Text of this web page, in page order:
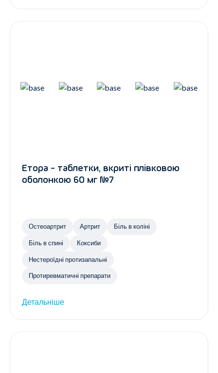
Етора - таблетки, вкриті плівковою
оболонкою 60 мг №7
Остеоартрит Артрит Біль в коліні
Біль в спині Коксиби
Нестероїдні протизапальні
Протиревматичні препарати
Детальніше